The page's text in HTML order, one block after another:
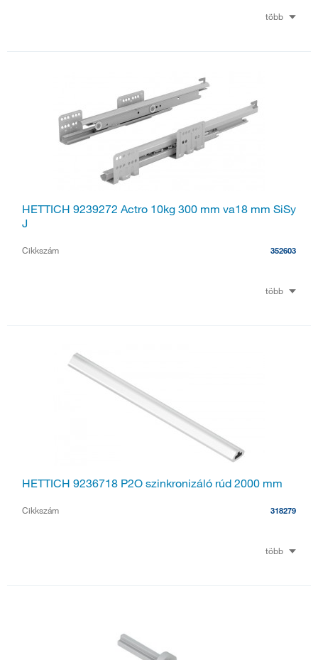
több
HETTICH 9239272 Actro 10kg 300 mm va18 mm SiSy
J
Cikkszám 352603
több
HETTICH 9236718 P2O szinkronizáló rúd 2000 mm
Cikkszám 318279
több